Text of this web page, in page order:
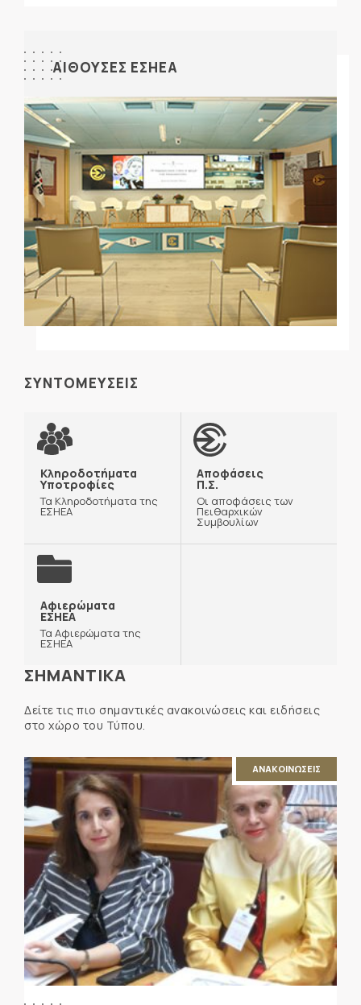
ΑΙΘΟΥΣΕΣ ΕΣΗΕΑ
ΣΥΝΤΟΜΕΥΣΕΙΣ
Κληροδοτήματα
Υποτροφίες
Τα Κληροδοτήματα της
ΕΣΗΕΑ
Αποφάσεις
Π.Σ.
Οι αποφάσεις των
Πειθαρχικών
Συμβουλίων
Αφιερώματα
ΕΣΗΕΑ
Τα Αφιερώματα της
ΕΣΗΕΑ
ΣΗΜΑΝΤΙΚΑ
Δείτε τις πιο σημαντικές ανακοινώσεις και ειδήσεις
στο χώρο του Τύπου.
ΑΝΑΚΟΙΝΩΣΕΙΣ